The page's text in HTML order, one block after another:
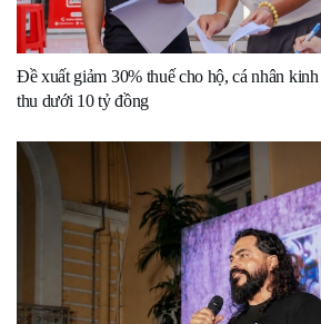
Đề xuất giảm 30% thuế cho hộ, cá nhân
thu dưới 10 tỷ đồng